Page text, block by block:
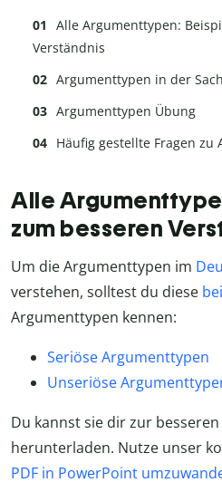
Alle Argumenttypen:
Verständnis
Argumenttypen in der
Argumenttypen Übung
Häufig gestellte Fragen zu
Alle
zum besseren
Um die Argumenttypen im
verstehen, solltest du diese
Argumenttypen kennen:
Seriöse Argumenttypen
Unseriöse
Du kannst sie dir zur
herunterladen. Nutze unser
PDF in PowerPoint